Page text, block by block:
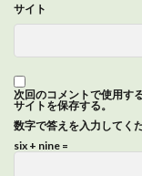
サイト
次回のコメントで使用す
サイトを保存する。
数字で答えを入力してく
six + nine =